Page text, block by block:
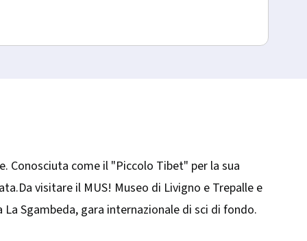
Conosciuta come il "​Piccolo Tibet" per la sua
visitare il MUS! Museo di Livigno e Trepalle e
Sgambeda, gara internazionale di sci di fondo.​